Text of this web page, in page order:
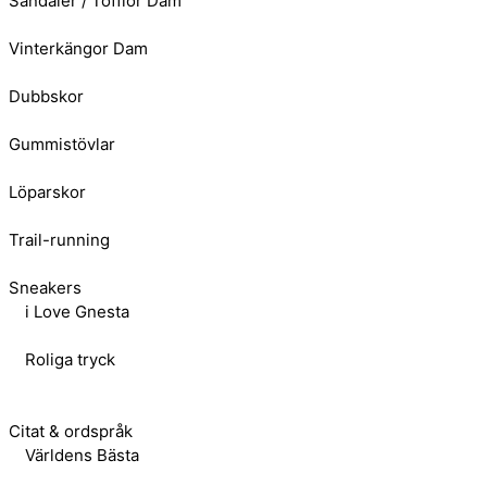
Vinterkängor Dam
Dubbskor
Gummistövlar
Löparskor
Trail-running
Sneakers
i Love Gnesta
Roliga tryck
Citat & ordspråk
Världens Bästa